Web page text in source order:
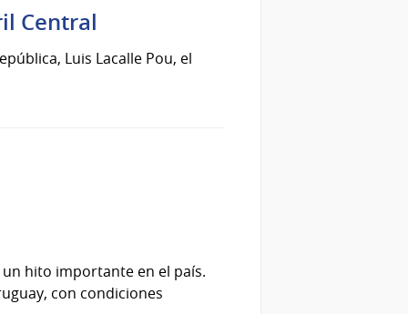
Central
Luis Lacalle Pou, el
hito importante en el país.
con condiciones